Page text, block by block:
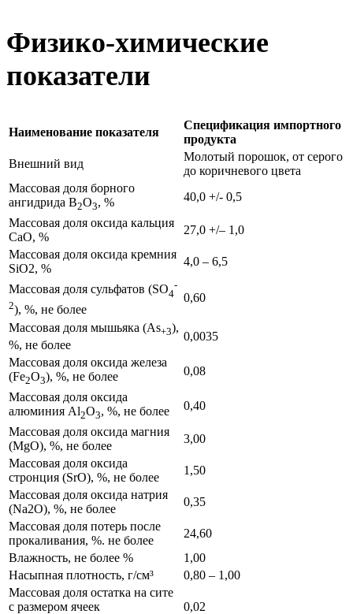
Физико-химические
показатели
Наименование показателя
Спецификация импортного
продукта
Внешний вид
Молотый порошок, от серого
до коричневого цвета
Массовая доля борного
ангидрида B2O3, %
40,0 +/- 0,5
Массовая доля оксида кальция
CaO, %
27,0 +/– 1,0
Массовая доля оксида кремния
SiO2, %
4,0 – 6,5
Массовая доля сульфатов (SO4
-
2), %, не более
0,60
Массовая доля мышьяка (As+3),
%, не более
0,0035
Массовая доля оксида железа
(Fe2О3), %, не более
0,08
Массовая доля оксида
алюминия Al2O3, %, не более
0,40
Массовая доля оксида магния
(MgO), %, не более
3,00
Массовая доля оксида
стронция (SrO), %, не более
1,50
Массовая доля оксида натрия
(Na2O), %, не более
0,35
Массовая доля потерь после
прокаливания, %. не более
24,60
Влажность, не более %
1,00
Насыпная плотность, г/см³
0,80 – 1,00
Массовая доля остатка на сите
с размером ячеек
0,02